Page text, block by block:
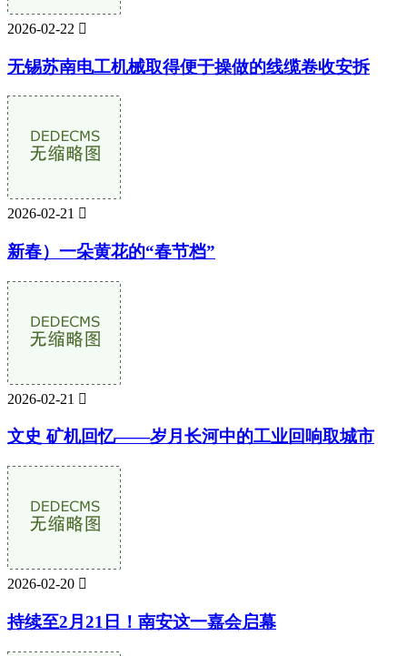
2026-02-22 
无锡苏南电工机械取得便于操做的线缆卷收安拆
2026-02-21 
新春）一朵黄花的“春节档”
2026-02-21 
文史 矿机回忆——岁月长河中的工业回响取城市
2026-02-20 
持续至2月21日！南安这一嘉会启幕